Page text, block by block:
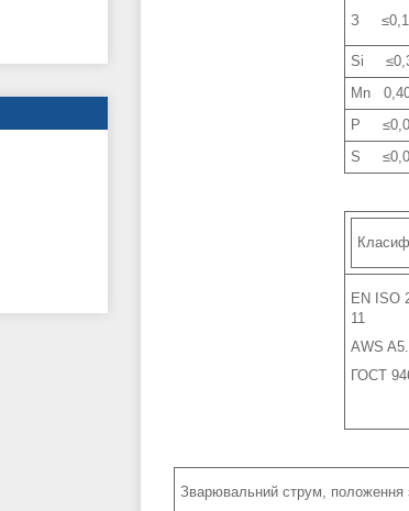
З
Si
Mn
P
S
EN ISO
AWS
ГОСТ
Зварювальний струм, положення